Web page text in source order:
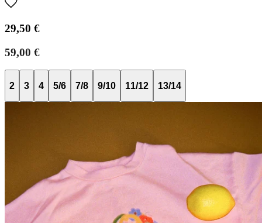
29,50 €
59,00 €
2 3 4 5/6 7/8 9/10 11/12 13/14